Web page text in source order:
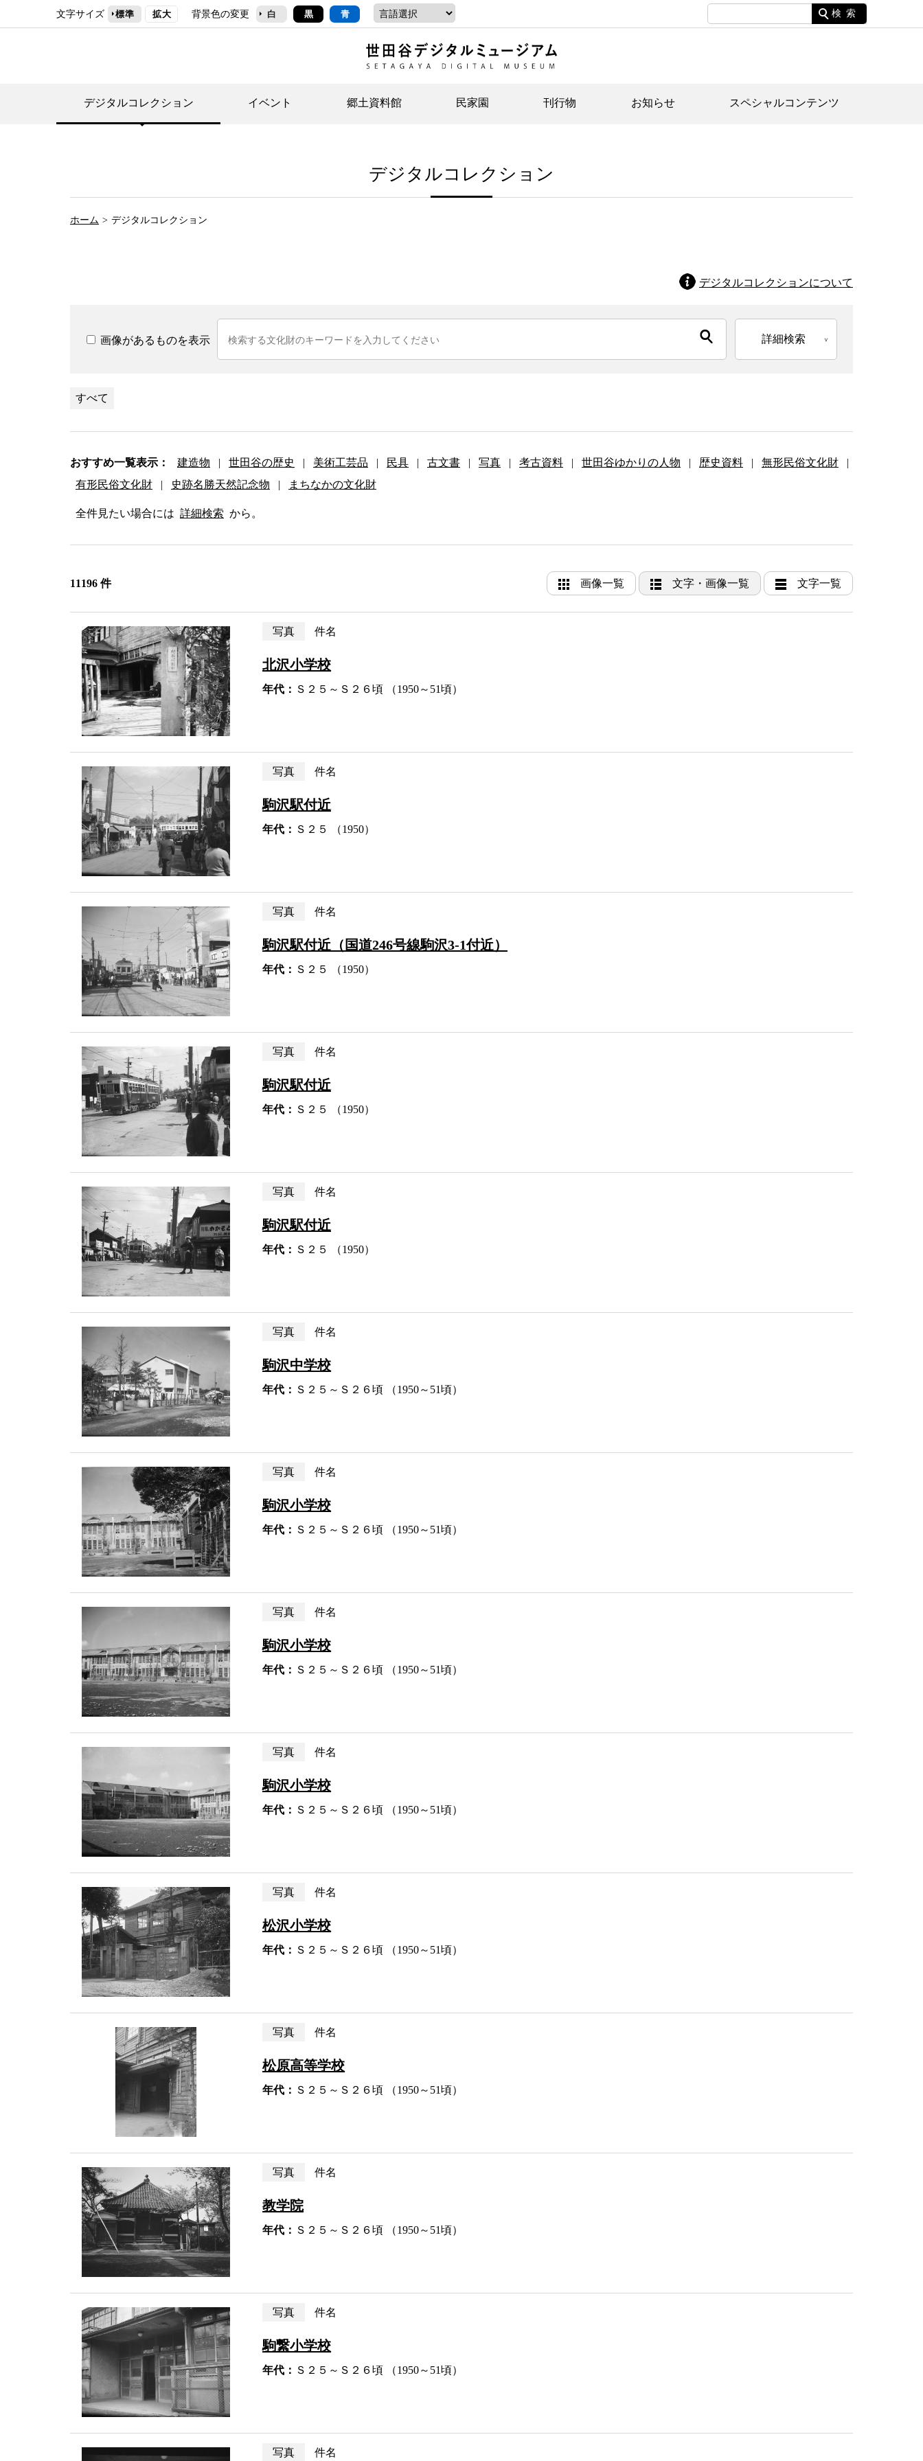
文字サイズ 標準 拡大 背景色の変更 白 黒 青 検索
デジタルコレクション イベント 郷土資料館
イベント
民家園
事業案内(テーマ展示・ボランティアなど) イベント
刊行物 お知らせ スペシャルコンテンツ
ジュニア講座
デジタルコレクション
ホーム デジタルコレクション
デジタルコレクションについて
画像があるものを表示 詳細検索
すべて
おすすめ一覧表示： 建造物 | 世田谷の歴史 | 美術工芸品 | 民具 | 古文書 | 写真 | 考古資料 | 世田谷ゆかりの人物 | 歴史資料 | 無形民俗文化財
|
有形民俗文化財
| 史跡名勝天然記念物 | まちなかの文化財
全件見たい場合には 詳細検索 から。
11196 件 画像一覧 文字・画像一覧 文字一覧
写真 件名
北沢小学校
年代： Ｓ２５～Ｓ２６頃 （1950～51頃）
写真 件名
駒沢駅付近
年代： Ｓ２５ （1950）
写真 件名
駒沢駅付近（国道246号線駒沢3-1付近）
年代： Ｓ２５ （1950）
写真 件名
駒沢駅付近
年代： Ｓ２５ （1950）
写真 件名
駒沢駅付近
年代： Ｓ２５ （1950）
写真 件名
駒沢中学校
年代： Ｓ２５～Ｓ２６頃 （1950～51頃）
写真 件名
駒沢小学校
年代： Ｓ２５～Ｓ２６頃 （1950～51頃）
写真 件名
駒沢小学校
年代： Ｓ２５～Ｓ２６頃 （1950～51頃）
写真 件名
駒沢小学校
年代： Ｓ２５～Ｓ２６頃 （1950～51頃）
写真 件名
松沢小学校
年代： Ｓ２５～Ｓ２６頃 （1950～51頃）
写真 件名
松原高等学校
年代： Ｓ２５～Ｓ２６頃 （1950～51頃）
写真 件名
教学院
年代： Ｓ２５～Ｓ２６頃 （1950～51頃）
写真 件名
駒繋小学校
年代： Ｓ２５～Ｓ２６頃 （1950～51頃）
写真 件名